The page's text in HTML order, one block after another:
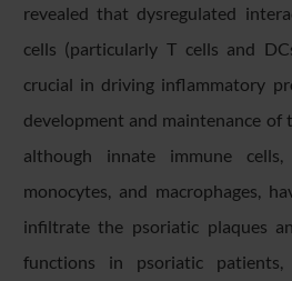
revealed that dysregulated
cells (particularly T cells and
crucial in driving inflammatory
development and maintenance of
although innate immune cells,
monocytes, and macrophages,
infiltrate the psoriatic plaques
functions in psoriatic